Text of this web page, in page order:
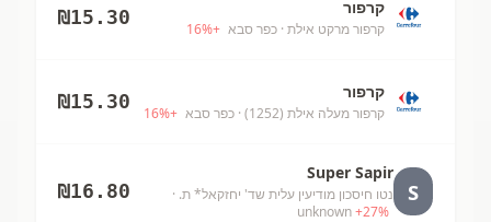
קרפור
קרפור מרקט אילת · כפר סבא +
16%
₪15.30
קרפור
קרפור מעלה אילת (1252) · כפר סבא +
16%
₪15.30
S
Super Sapir
נטו חיסכון מודיעין עלית שד' יחזקאל* ת. ·
unknown+27%
₪16.80